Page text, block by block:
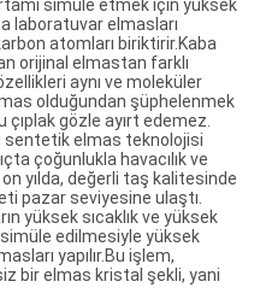
simüle etmek için yüksek
laboratuvar elmasları
atomları biriktirir.Kaba
orijinal elmastan farklı
aynı ve moleküler
olduğundan şüphelenmek
gözle ayırt edemez.
sentetik elmas teknolojisi
çoğunlukla havacılık ve
yılda, değerli taş kalitesinde
pazar seviyesine ulaştı.
yüksek sıcaklık ve yüksek
simüle edilmesiyle yüksek
yapılır.Bu işlem,
bir elmas kristal şekli, yani